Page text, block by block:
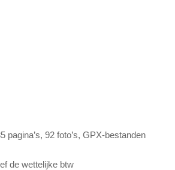
pagina’s, 92 foto’s, GPX-bestanden
de wettelijke btw